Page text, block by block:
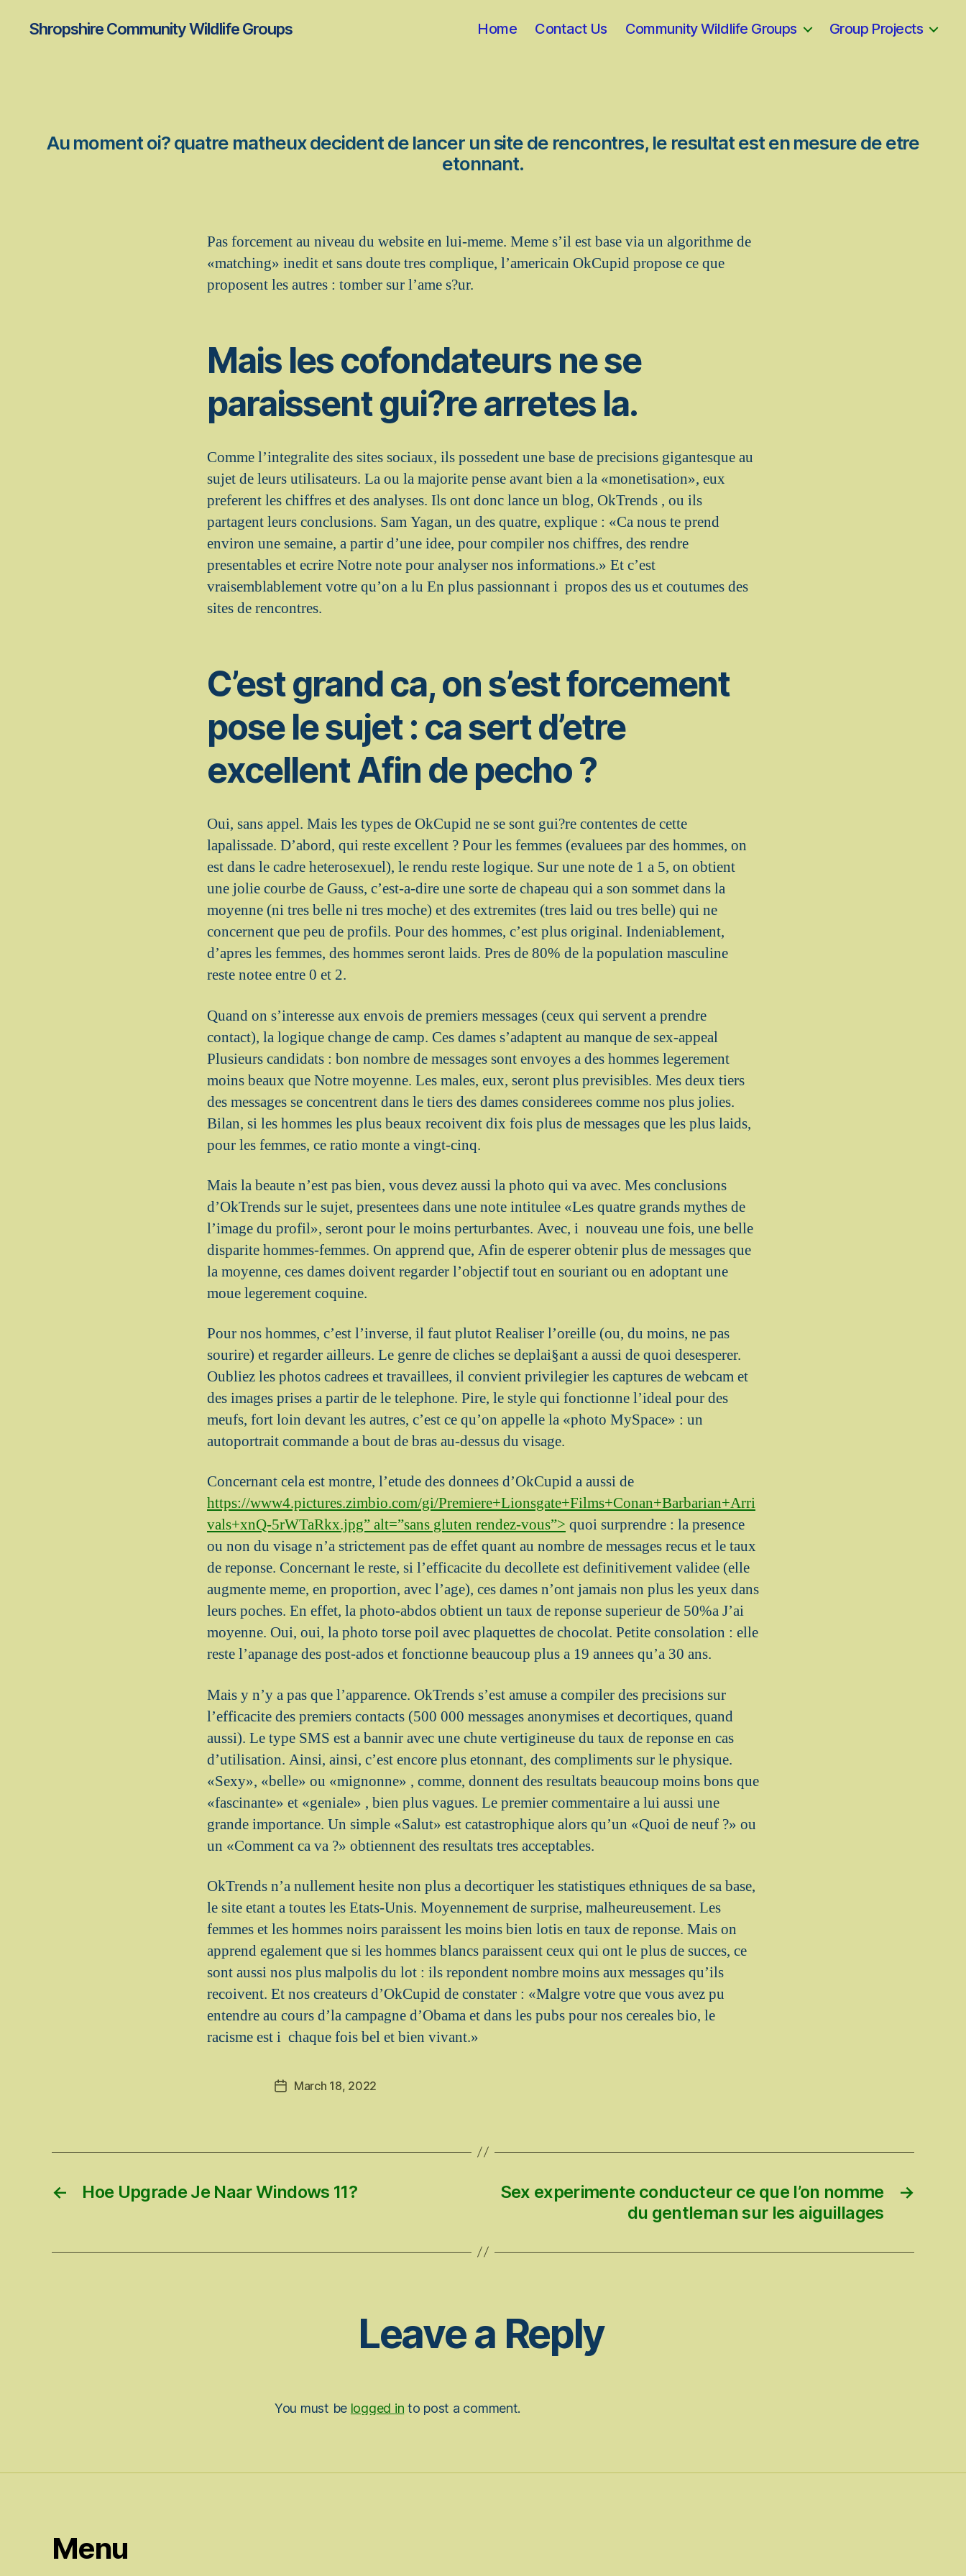
Shropshire Community Wildlife Groups Home Contact Us Community Wildlife Groups Group Projects
Au moment oi? quatre matheux decident de lancer un site de rencontres, le resultat est en mesure de etre
etonnant.
Pas forcement au niveau du website en lui-meme. Meme s’il est base via un algorithme de
«matching» inedit et sans doute tres complique, l’americain OkCupid propose ce que
proposent les autres : tomber sur l’ame s?ur.
Mais les cofondateurs ne se
paraissent gui?re arretes la.
Comme l’integralite des sites sociaux, ils possedent une base de precisions gigantesque au
sujet de leurs utilisateurs. La ou la majorite pense avant bien a la «monetisation», eux
preferent les chiffres et des analyses. Ils ont donc lance un blog, OkTrends , ou ils
partagent leurs conclusions. Sam Yagan, un des quatre, explique : «Ca nous te prend
environ une semaine, a partir d’une idee, pour compiler nos chiffres, des rendre
presentables et ecrire Notre note pour analyser nos informations.» Et c’est
vraisemblablement votre qu’on a lu En plus passionnant i propos des us et coutumes des
sites de rencontres.
C’est grand ca, on s’est forcement
pose le sujet : ca sert d’etre
excellent Afin de pecho ?
Oui, sans appel. Mais les types de OkCupid ne se sont gui?re contentes de cette
lapalissade. D’abord, qui reste excellent ? Pour les femmes (evaluees par des hommes, on
est dans le cadre heterosexuel), le rendu reste logique. Sur une note de 1 a 5, on obtient
une jolie courbe de Gauss, c’est-a-dire une sorte de chapeau qui a son sommet dans la
moyenne (ni tres belle ni tres moche) et des extremites (tres laid ou tres belle) qui ne
concernent que peu de profils. Pour des hommes, c’est plus original. Indeniablement,
d’apres les femmes, des hommes seront laids. Pres de 80% de la population masculine
reste notee entre 0 et 2.
Quand on s’interesse aux envois de premiers messages (ceux qui servent a prendre
contact), la logique change de camp. Ces dames s’adaptent au manque de sex-appeal
Plusieurs candidats : bon nombre de messages sont envoyes a des hommes legerement
moins beaux que Notre moyenne. Les males, eux, seront plus previsibles. Mes deux tiers
des messages se concentrent dans le tiers des dames considerees comme nos plus jolies.
Bilan, si les hommes les plus beaux recoivent dix fois plus de messages que les plus laids,
pour les femmes, ce ratio monte a vingt-cinq.
Mais la beaute n’est pas bien, vous devez aussi la photo qui va avec. Mes conclusions
d’OkTrends sur le sujet, presentees dans une note intitulee «Les quatre grands mythes de
l’image du profil», seront pour le moins perturbantes. Avec, i nouveau une fois, une belle
disparite hommes-femmes. On apprend que, Afin de esperer obtenir plus de messages que
la moyenne, ces dames doivent regarder l’objectif tout en souriant ou en adoptant une
moue legerement coquine.
Pour nos hommes, c’est l’inverse, il faut plutot Realiser l’oreille (ou, du moins, ne pas
sourire) et regarder ailleurs. Le genre de cliches se deplai§ant a aussi de quoi desesperer.
Oubliez les photos cadrees et travaillees, il convient privilegier les captures de webcam et
des images prises a partir de le telephone. Pire, le style qui fonctionne l’ideal pour des
meufs, fort loin devant les autres, c’est ce qu’on appelle la «photo MySpace» : un
autoportrait commande a bout de bras au-dessus du visage.
Concernant cela est montre, l’etude des donnees d’OkCupid a aussi de
https://www4.pictures.zimbio.com/gi/Premiere+Lionsgate+Films+Conan+Barbarian+Arri
vals+xnQ-5rWTaRkx.jpg” alt=”sans gluten rendez-vous”> quoi surprendre : la presence
ou non du visage n’a strictement pas de effet quant au nombre de messages recus et le taux
de reponse. Concernant le reste, si l’efficacite du decollete est definitivement validee (elle
augmente meme, en proportion, avec l’age), ces dames n’ont jamais non plus les yeux dans
leurs poches. En effet, la photo-abdos obtient un taux de reponse superieur de 50%a J’ai
moyenne. Oui, oui, la photo torse poil avec plaquettes de chocolat. Petite consolation : elle
reste l’apanage des post-ados et fonctionne beaucoup plus a 19 annees qu’a 30 ans.
Mais y n’y a pas que l’apparence. OkTrends s’est amuse a compiler des precisions sur
l’efficacite des premiers contacts (500 000 messages anonymises et decortiques, quand
aussi). Le type SMS est a bannir avec une chute vertigineuse du taux de reponse en cas
d’utilisation. Ainsi, ainsi, c’est encore plus etonnant, des compliments sur le physique.
«Sexy», «belle» ou «mignonne» , comme, donnent des resultats beaucoup moins bons que
«fascinante» et «geniale» , bien plus vagues. Le premier commentaire a lui aussi une
grande importance. Un simple «Salut» est catastrophique alors qu’un «Quoi de neuf ?» ou
un «Comment ca va ?» obtiennent des resultats tres acceptables.
OkTrends n’a nullement hesite non plus a decortiquer les statistiques ethniques de sa base,
le site etant a toutes les Etats-Unis. Moyennement de surprise, malheureusement. Les
femmes et les hommes noirs paraissent les moins bien lotis en taux de reponse. Mais on
apprend egalement que si les hommes blancs paraissent ceux qui ont le plus de succes, ce
sont aussi nos plus malpolis du lot : ils repondent nombre moins aux messages qu’ils
recoivent. Et nos createurs d’OkCupid de constater : «Malgre votre que vous avez pu
entendre au cours d’la campagne d’Obama et dans les pubs pour nos cereales bio, le
racisme est i chaque fois bel et bien vivant.»
PostMarch 18, 2022
← Hoe Upgrade Je Naar Windows 11? →
Sex experimente conducteur ce que l’on nomme
du gentleman sur les aiguillages
Leave a Reply
You must be logged in to post a comment.
Menu